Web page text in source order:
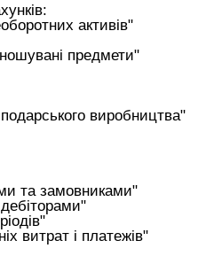
активів"
предмети"
виробництва"
та замовниками"
витрат і платежів"